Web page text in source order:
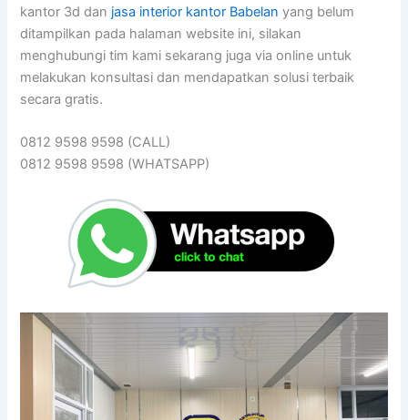
kantor 3d dan jasa interior kantor Babelan yang belum
ditampilkan pada halaman website ini, silakan
menghubungi tim kami sekarang juga via online untuk
melakukan konsultasi dan mendapatkan solusi terbaik
secara gratis.
0812 9598 9598 (CALL)
0812 9598 9598 (WHATSAPP)